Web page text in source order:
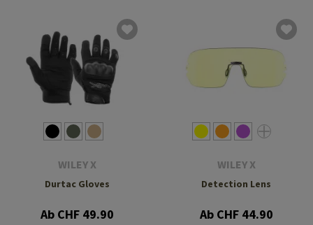
WILEY X
Durtac Gloves
Ab CHF 49.90
WILEY X
Detection Lens
Ab CHF 44.90